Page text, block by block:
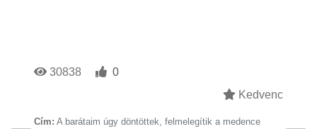
30838
0
Kedvenc
Cím: A barátaim úgy döntöttek, felmelegítik a medence